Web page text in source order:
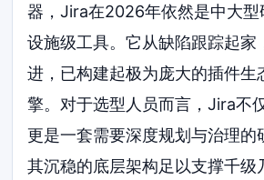
器，Jira在2026年依然是中大型
设施级工具。它从缺陷跟踪起家
进，已构建起极为庞大的插件生
擎。对于选型人员而言，Jira不
更是一套需要深度规划与治理的
其沉稳的底层架构足以支撑千级